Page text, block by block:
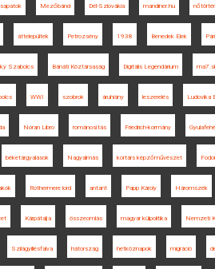
Mezőbánd Dél-Szlovákia mandiner.hu
áttelepültek Petrozsény 1938 Benedek Elek
Szabolcs Bánáti Köztársaság Digitális Legendárium
WWI szobrok áruhiány leszerelés Ludovika
Noran Libro románosítás Friedrich-kormány
béketárgyalások Nagyalmás kortárs képzőművészet
Rothermere lord antant Papp Károly Háromszék
Kárpátalja összeomlás magyar külpolitika Nemzeti
Szilágyillésfalva hátország hétköznapok migráció